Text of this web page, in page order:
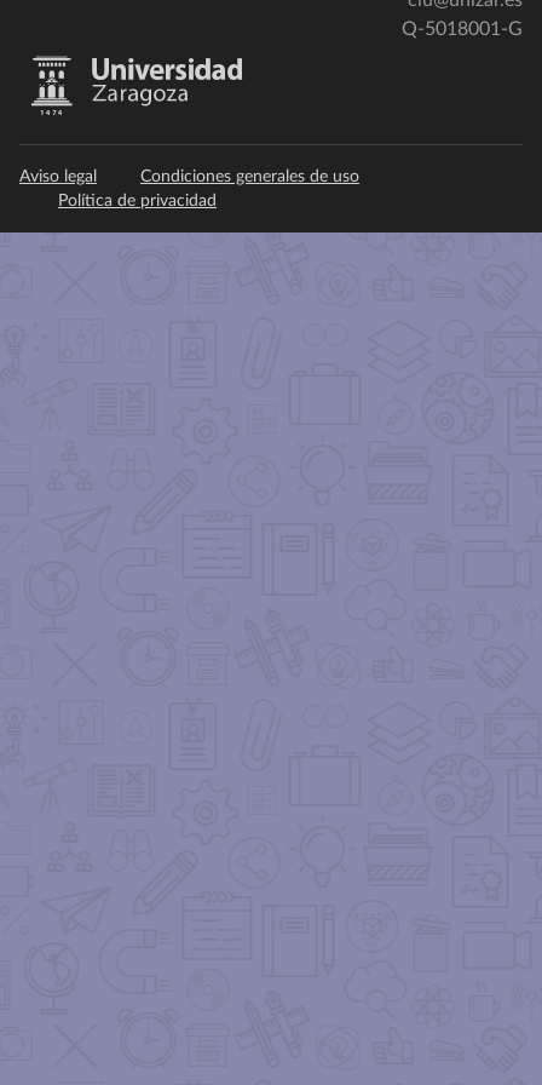
Q-5018001-G
Aviso legal
Condiciones generales de uso
Política de privacidad